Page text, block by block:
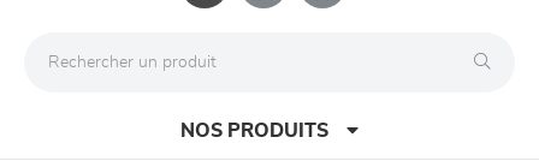
NOS PRODUITS